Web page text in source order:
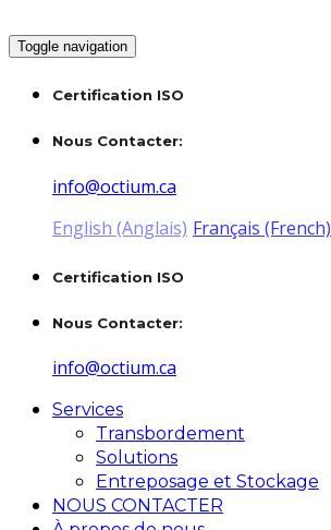
Toggle navigation
Certification ISO
Nous Contacter:
info@octium.ca
English (Anglais) Français (French)
Certification ISO
Nous Contacter:
info@octium.ca
Services
Transbordement
Solutions
Entreposage et Stockage
NOUS CONTACTER